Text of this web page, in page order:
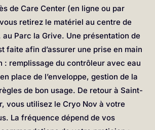
de Care Center (en ligne ou par
retirez le matériel au centre de
Parc la Grive. Une présentation de
faite afin d’assurer une prise en main
: remplissage du contrôleur avec eau
place de l’enveloppe, gestion de la
de bon usage. De retour à Saint-
vous utilisez le Cryo Nov à votre
La fréquence dépend de vos